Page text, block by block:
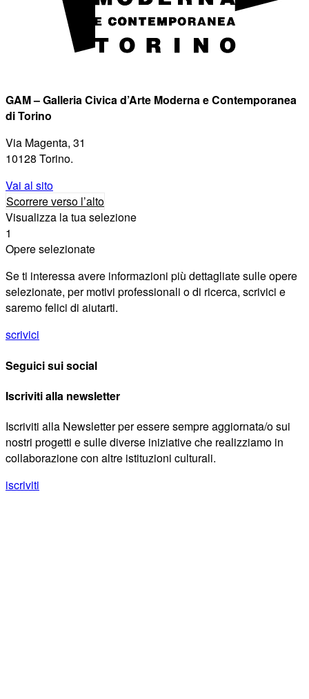
GAM – Galleria Civica d’Arte Moderna e Contemporanea
di Torino
Via Magenta, 31
10128 Torino.
Vai al sito
Scorrere verso l’alto
Visualizza la tua selezione
1
Opere selezionate
Se ti interessa avere informazioni più dettagliate sulle opere
selezionate, per motivi professionali o di ricerca, scrivici e
saremo felici di aiutarti.
scrivici
Seguici sui social
Iscriviti alla newsletter
Iscriviti alla Newsletter per essere sempre aggiornata/o sui
nostri progetti e sulle diverse iniziative che realizziamo in
collaborazione con altre istituzioni culturali.
iscriviti